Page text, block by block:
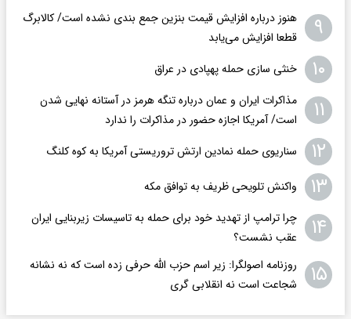
۹
هنوز درباره افزایش قیمت بنزین جمع بندی نشده است/ کالابرگ
قطعا افزایش می‌یابد
۱۰ خنثی سازی حمله پهپادی در عراق
۱۱
مذاکرات ایران و عمان درباره تنگه هرمز در آستانه نهایی شدن
است/ آمریکا اجازه حضور در مذاکرات را ندارد
۱۲ سناریوی حمله نمادین ارتش تروریستی آمریکا به کوه کلنگ
۱۳ واکنش تلویحی ظریف به توافق مکه
۱۴
چرا ترامپ از تهدید خود برای حمله به تاسیسات زیربنایی ایران
عقب نشست؟
۱۵
روزنامه اصولگرا: زیر اسم حزب الله حرفی زده است که نه نشانه
شجاعت است نه انقلابی گری